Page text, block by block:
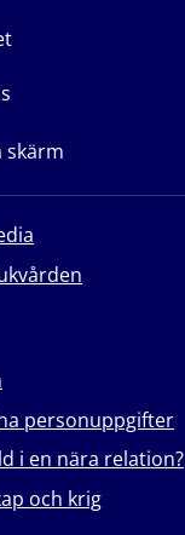
skärm
personuppgifter
i en nära relation?
och krig